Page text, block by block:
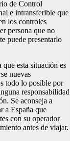
de Control
e intransferible que
los controles
persona que no
puede presentarlo
esta situación es
nuevas
todo lo posible por
responsabilidad
Se aconseja a
a España que
con su operador
antes de viajar.